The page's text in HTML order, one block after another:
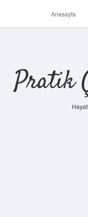
Anasayfa
Pratik